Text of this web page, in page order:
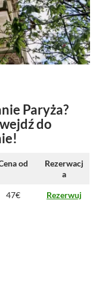
Paryża?
do
od
Rezerwacj
a
47€ Rezerwuj